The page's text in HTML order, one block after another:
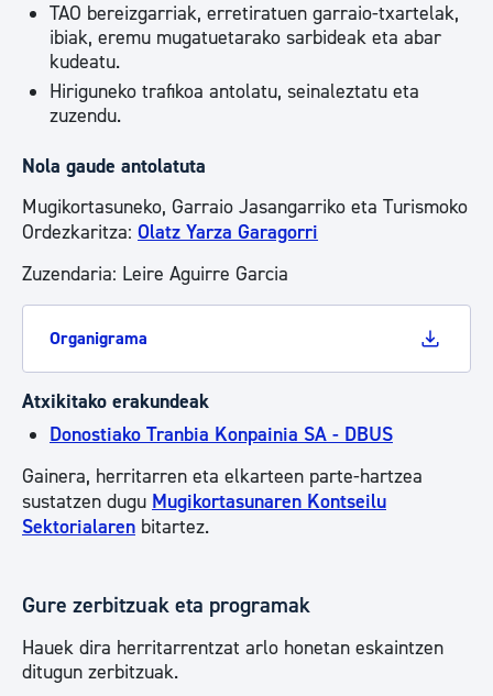
TAO bereizgarriak, erretiratuen garraio-txartelak,
ibiak, eremu mugatuetarako sarbideak eta abar
kudeatu.
Hiriguneko trafikoa antolatu, seinaleztatu eta
zuzendu.
Nola gaude antolatuta
Mugikortasuneko, Garraio Jasangarriko eta Turismoko
Ordezkaritza: Olatz Yarza Garagorri
Zuzendaria: Leire Aguirre Garcia
Organigrama
Atxikitako erakundeak
Donostiako Tranbia Konpainia SA - DBUS
Gainera, herritarren eta elkarteen parte-hartzea
sustatzen dugu Mugikortasunaren Kontseilu
Sektorialaren bitartez.
Gure zerbitzuak eta programak
Hauek dira herritarrentzat arlo honetan eskaintzen
ditugun zerbitzuak.